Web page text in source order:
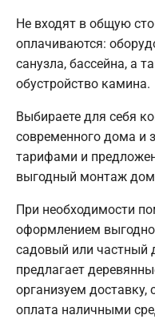
Не входят в общую
оплачиваются:
санузла, бассейна, а
обустройство камина.
Выбираете для себя
современного дома и
тарифами и
выгодный монтаж
При необходимости
оформлением
садовый или
предлагает
организуем доставку,
оплата наличными